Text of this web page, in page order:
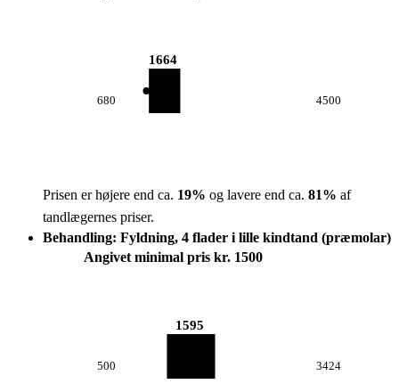
680
1664
4500
Prisen er højere end ca. 19% og lavere end ca. 81% af
tandlægernes priser.
Behandling: Fyldning, 4 flader i lille kindtand (præmolar)
Angivet minimal pris kr. 1500
500
1595
3424